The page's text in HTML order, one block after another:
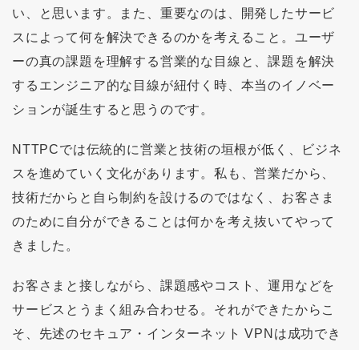
い、と思います。また、重要なのは、開発したサービ
スによって何を解決できるのかを考えること。ユーザ
ーの真の課題を理解する営業的な目線と、課題を解決
するエンジニア的な目線が紐付く時、本当のイノベー
ションが誕生すると思うのです。
NTTPCでは伝統的に営業と技術の垣根が低く、ビジネ
スを進めていく文化があります。私も、営業だから、
技術だからと自ら制約を設けるのではなく、お客さま
のために自分ができることは何かを考え抜いてやって
きました。
お客さまと接しながら、課題感やコスト、運用などを
サービスとうまく組み合わせる。それができたからこ
そ、先述のセキュア・インターネット VPNは成功でき